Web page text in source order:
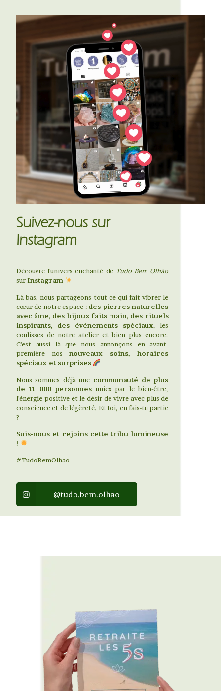
Suivez-nous sur
Instagram
Découvre l'univers enchanté de Tudo Bem Olhão
sur Instagram
Là-bas, nous partageons tout ce qui fait vibrer le
cœur de notre espace : des pierres naturelles
avec âme, des bijoux faits main, des rituels
inspirants, des événements spéciaux, les
coulisses de notre atelier et bien plus encore.
C'est aussi là que nous annonçons en avant-
première nosnouveaux soins, horaires
spéciaux et surprises
Nous sommes déjà une communauté de plus
de 11 000 personnes unies par le bien-être,
l'énergie positive et le désir de vivre avec plus de
conscience et de légèreté. Et toi, en fais-tu partie
?
Suis-nous et rejoins cette tribu lumineuse
!
#TudoBemOlhao
@tudo.bem.olhao